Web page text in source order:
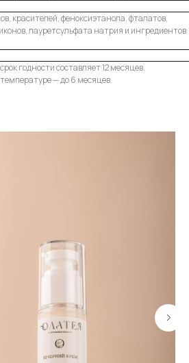
красителей, феноксиэтанола, фталатов,
лауретсульфата натрия и ингредиентов
годности составляет 12 месяцев.
— до 6 месяцев.